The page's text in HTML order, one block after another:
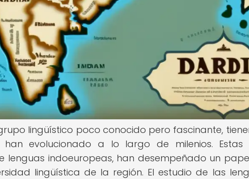
lingüístico poco conocido pero fascinante,
evolucionado a lo largo de milenios. Estas
lenguas indoeuropeas, han desempeñado un
lingüística de la región. El estudio de las